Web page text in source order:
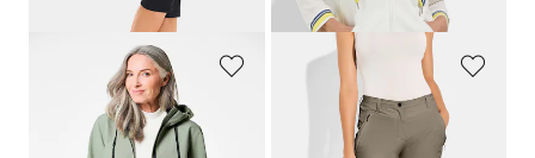
dagen**: 44,95 € (-10%)
dagen**: 76,97 €
(-42%)
139,95 €209,95 €
LINEA PRIMERO - LPO
59,95 €